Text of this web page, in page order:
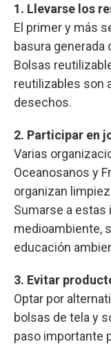
1. Llevarse los
El primer y más
basura generada
Bolsas
reutilizables son
desechos.
2. Participar en
Varias
Oceanosanos y
organizan
Sumarse a estas
medioambiente,
educación
3. Evitar
Optar por
bolsas de tela y
paso importante